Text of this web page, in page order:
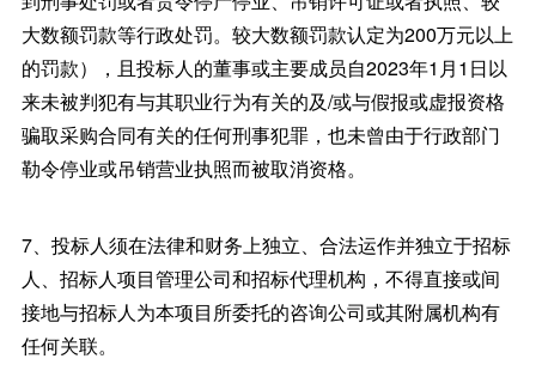
大数额罚款等行政处罚。较大数额罚款认定为200万元以上
的罚款），且投标人的董事或主要成员自2023年1月1日以
来未被判犯有与其职业行为有关的及/或与假报或虚报资格
骗取采购合同有关的任何刑事犯罪，也未曾由于行政部门
勒令停业或吊销营业执照而被取消资格。
7、投标人须在法律和财务上独立、合法运作并独立于招标
人、招标人项目管理公司和招标代理机构，不得直接或间
接地与招标人为本项目所委托的咨询公司或其附属机构有
任何关联。